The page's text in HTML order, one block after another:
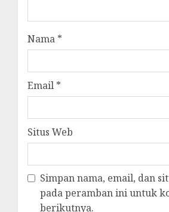
Nama *
Email *
Situs Web
Simpan nama, email, dan
pada peramban ini untuk
berikutnya.